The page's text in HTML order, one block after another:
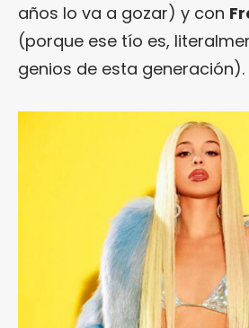
años lo va a gozar) y con
(porque ese tío es,
genios de esta generación).